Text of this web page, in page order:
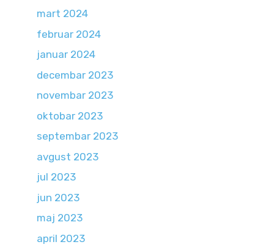
mart 2024
februar 2024
januar 2024
decembar 2023
novembar 2023
oktobar 2023
septembar 2023
avgust 2023
jul 2023
jun 2023
maj 2023
april 2023